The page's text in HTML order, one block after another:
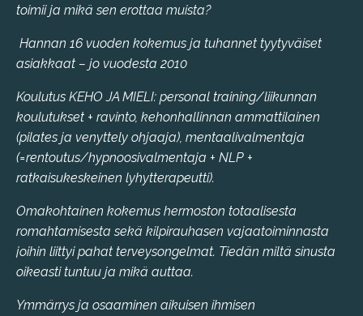
toimii ja mikä sen erottaa muista?
Hannan 16 vuoden kokemus ja tuhannet tyytyväiset
asiakkaat – jo vuodesta 2010
Koulutus KEHO JA MIELI: personal training/liikunnan
koulutukset + ravinto, kehonhallinnan ammattilainen
(pilates ja venyttely ohjaaja), mentaalivalmentaja
(=rentoutus/hypnoosivalmentaja + NLP +
ratkaisukeskeinen lyhytterapeutti).
Omakohtainen kokemus hermoston totaalisesta
romahtamisesta sekä kilpirauhasen vajaatoiminnasta
joihin liittyi pahat terveysongelmat. Tiedän miltä sinusta
oikeasti tuntuu ja mikä auttaa.
Ymmärrys ja osaaminen aikuisen ihmisen